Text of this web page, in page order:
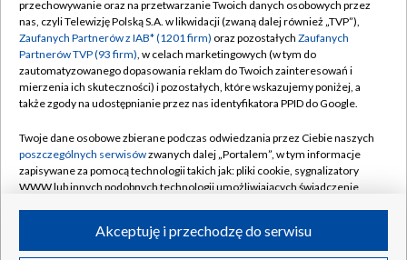
Abonament TVP
Emisja w TVP
Centrum informacji TVP
Naziemna Telewizja Cyfrowa
Rada Programowa
System NOS
Informacje o nadawcy
Program dla prasy
Regulamin TVP
Polityka prywatności
Moje zgody
Pomoc
Kontakt
Kanały
przechowywanie oraz na przetwarzanie Twoich danych osobowych przez
nas, czyli Telewizję Polską S.A. w likwidacji (zwaną dalej również „TVP”),
Zaufanych Partnerów z IAB* (1201 firm) oraz pozostałych Zaufanych
Partnerów TVP (93 firm), w celach marketingowych (w tym do
zautomatyzowanego dopasowania reklam do Twoich zainteresowań i
mierzenia ich skuteczności) i pozostałych, które wskazujemy poniżej, a
także zgody na udostępnianie przez nas identyfikatora PPID do Google.
Twoje dane osobowe zbierane podczas odwiedzania przez Ciebie naszych
poszczególnych serwisówzwanych dalej „Portalem”, w tym informacje
zapisywane za pomocą technologii takich jak: pliki cookie, sygnalizatory
WWW lub innych podobnych technologii umożliwiających świadczenie
ruchu w Internecie.Akceptuję i przechodzę do serwisu